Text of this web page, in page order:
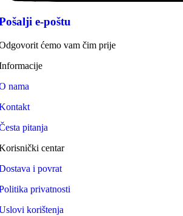
e-poštu
ćemo vam čim prije
nama
pitanja
centar
i povrat
privatnosti
korištenja